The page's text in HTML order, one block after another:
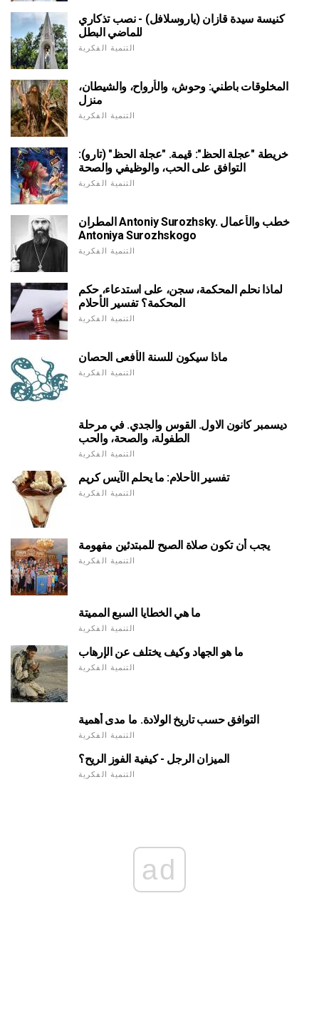
كنيسة سيدة قازان (ياروسلافل) - نصب تذكاري
للماضي البطل
التنمية الفكرية
المخلوقات باطني: وحوش، والأرواح، والشيطان،
منزل
التنمية الفكرية
خريطة "عجلة الحظ": قيمة. "عجلة الحظ" (تارو):
التوافق على الحب، والوظيفي والصحة
التنمية الفكرية
المطران Antoniy Surozhsky. خطب والأعمال
Antoniya Surozhskogo
التنمية الفكرية
لماذا نحلم المحكمة، سجن، على استدعاء، حكم
المحكمة؟ تفسير الأحلام
التنمية الفكرية
ماذا سيكون للسنة الأفعى الحصان
التنمية الفكرية
ديسمبر كانون الاول. القوس والجدي. في مرحلة
الطفولة، والصحة، والحب
التنمية الفكرية
تفسير الأحلام: ما يحلم الآيس كريم
التنمية الفكرية
يجب أن تكون صلاة الصبح للمبتدئين مفهومة
التنمية الفكرية
ما هي الخطايا السبع المميتة
التنمية الفكرية
ما هو الجهاد وكيف يختلف عن الإرهاب
التنمية الفكرية
التوافق حسب تاريخ الولادة. ما مدى أهمية
التنمية الفكرية
الميزان الرجل - كيفية الفوز الريح؟
التنمية الفكرية
ad